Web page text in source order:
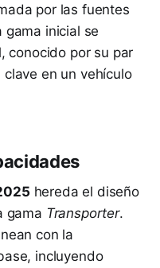
por las fuentes
gama inicial se
conocido por su par
en un vehículo
hereda el diseño
gama Transporter.
con la
incluyendo